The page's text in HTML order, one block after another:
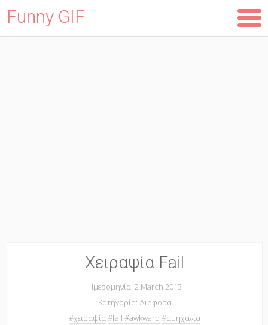
Funny GIF
Χειραψία Fail
Ημερομηνία: 2 March 2013
Κατηγορία: Διάφορα
#χειραψία#fail #awkward #αμηχανία